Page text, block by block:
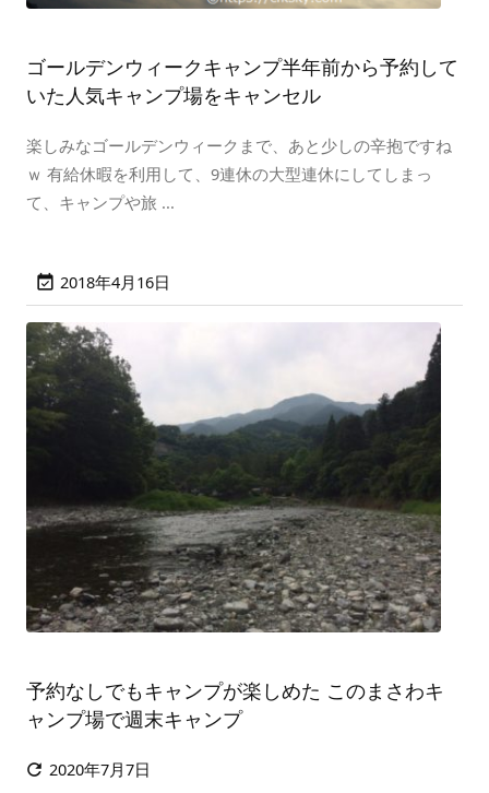
ゴールデンウィークキャンプ半年前から予約して
いた人気キャンプ場をキャンセル
楽しみなゴールデンウィークまで、あと少しの辛抱ですね
ｗ 有給休暇を利用して、9連休の大型連休にしてしまっ
て、キャンプや旅 ...
 2018年4月16日
予約なしでもキャンプが楽しめた このまさわキ
ャンプ場で週末キャンプ
 2020年7月7日